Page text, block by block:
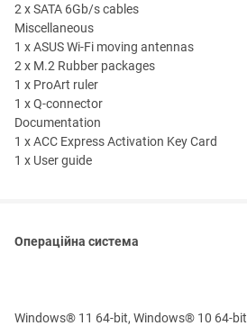
2 x SATA 6Gb/s cables
Miscellaneous
1 x ASUS Wi-Fi moving antennas
2 x M.2 Rubber packages
1 x ProArt ruler
1 x Q-connector
Documentation
1 x ACC Express Activation Key Card
1 x User guide
Операційна система
Windows® 11 64-bit, Windows® 10 64-bit